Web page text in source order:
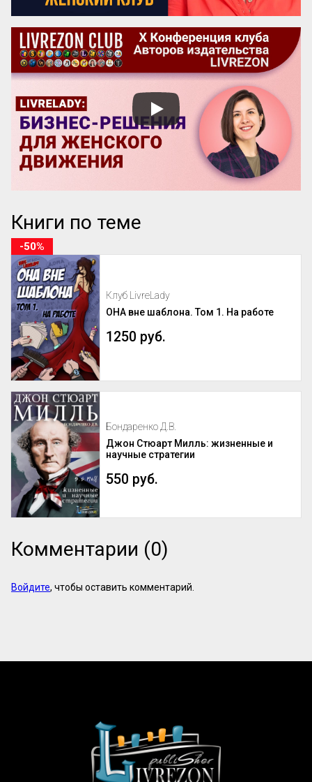
Книги по теме
Клуб LivreLady
ОНА вне шаблона. Том 1. На работе
1250 руб.
-50%
Бондаренко Д.В.
Джон Стюарт Милль: жизненные и
научные стратегии
550 руб.
Комментарии (0)
Войдите, чтобы оставить комментарий.